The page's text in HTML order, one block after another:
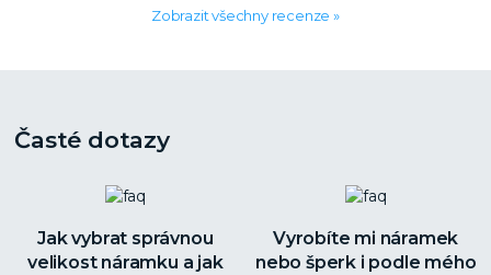
Zobrazit všechny recenze »
Časté dotazy
Jak vybrat správnou
velikost náramku a jak
Vyrobíte mi náramek
nebo šperk i podle mého